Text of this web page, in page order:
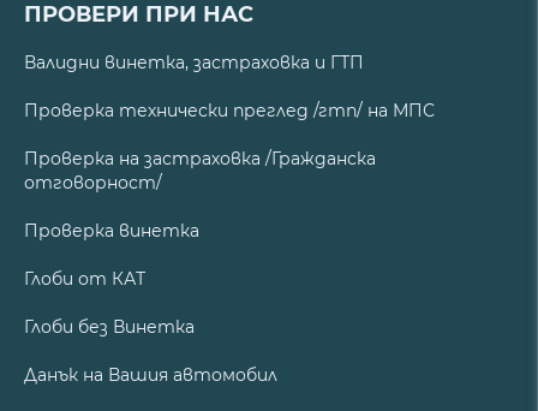
ПРОВЕРИ ПРИ НАС
Валидни винетка, застраховка и ГТП
Проверка технически преглед /гтп/ на МПС
Проверка на застраховка /Гражданска
отговорност/
Проверка винетка
Глоби от КАТ
Глоби без Винетка
Данък на Вашия автомобил